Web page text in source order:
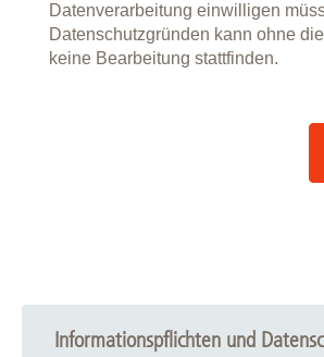
Datenverarbeitung einwilligen
Datenschutzgründen kann ohne
keine Bearbeitung stattfinden.
Informationspflichten und